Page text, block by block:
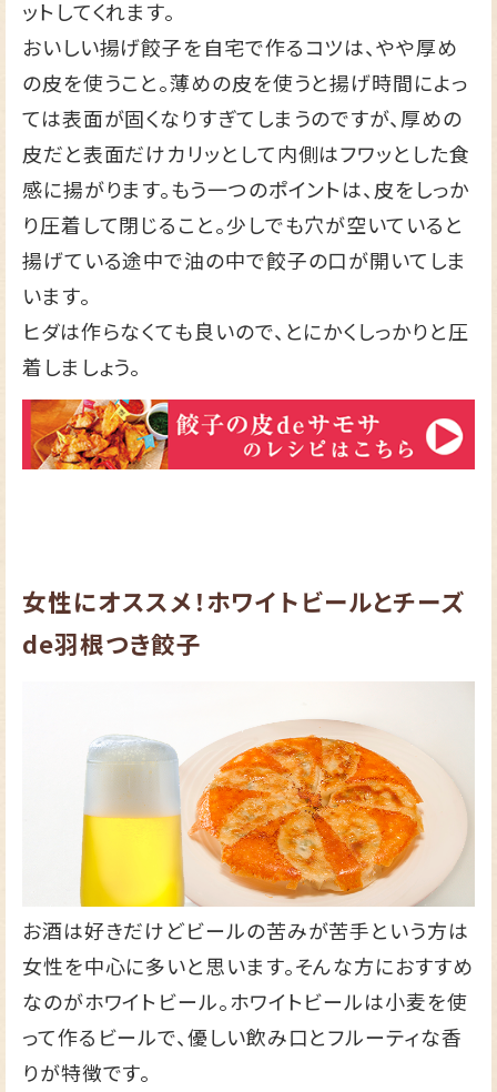
ットしてくれます。
おいしい揚げ餃子を自宅で作るコツは、やや厚め
の皮を使うこと。薄めの皮を使うと揚げ時間によっ
ては表面が固くなりすぎてしまうのですが、厚めの
皮だと表面だけカリッとして内側はフワッとした食
感に揚がります。もう一つのポイントは、皮をしっか
り圧着して閉じること。少しでも穴が空いていると
揚げている途中で油の中で餃子の口が開いてしま
います。
ヒダは作らなくても良いので、とにかくしっかりと圧
着しましょう。
女性にオススメ！ホワイトビールとチーズ
de羽根つき餃子
お酒は好きだけどビールの苦みが苦手という方は
女性を中心に多いと思います。そんな方におすすめ
なのがホワイトビール。ホワイトビールは小麦を使
って作るビールで、優しい飲み口とフルーティな香
りが特徴です。